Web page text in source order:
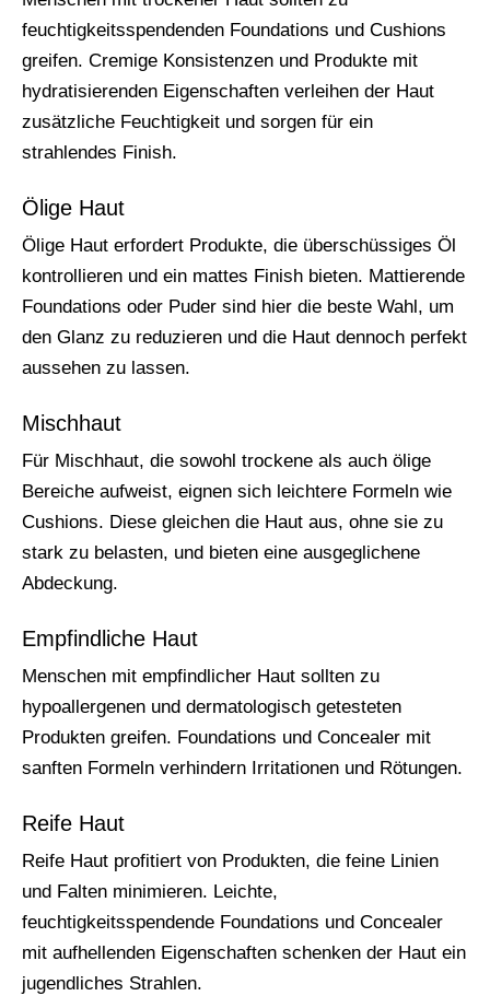
feuchtigkeitsspendenden Foundations und Cushions
greifen. Cremige Konsistenzen und Produkte mit
hydratisierenden Eigenschaften verleihen der Haut
zusätzliche Feuchtigkeit und sorgen für ein
strahlendes Finish.
Ölige Haut
Ölige Haut erfordert Produkte, die überschüssiges Öl
kontrollieren und ein mattes Finish bieten. Mattierende
Foundations oder Puder sind hier die beste Wahl, um
den Glanz zu reduzieren und die Haut dennoch perfekt
aussehen zu lassen.
Mischhaut
Für Mischhaut, die sowohl trockene als auch ölige
Bereiche aufweist, eignen sich leichtere Formeln wie
Cushions. Diese gleichen die Haut aus, ohne sie zu
stark zu belasten, und bieten eine ausgeglichene
Abdeckung.
Empfindliche Haut
Menschen mit empfindlicher Haut sollten zu
hypoallergenen und dermatologisch getesteten
Produkten greifen. Foundations und Concealer mit
sanften Formeln verhindern Irritationen und Rötungen.
Reife Haut
Reife Haut profitiert von Produkten, die feine Linien
und Falten minimieren. Leichte,
feuchtigkeitsspendende Foundations und Concealer
mit aufhellenden Eigenschaften schenken der Haut ein
jugendliches Strahlen.